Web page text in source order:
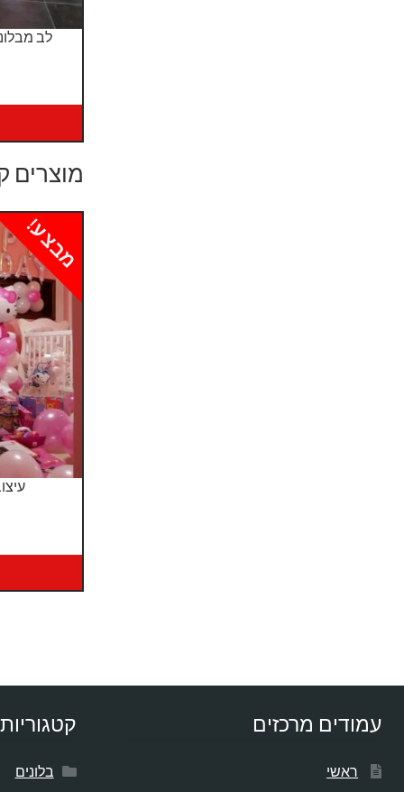
לב
מוצרים
מבצע!
עמודים מרכזים
ראשי בלונים